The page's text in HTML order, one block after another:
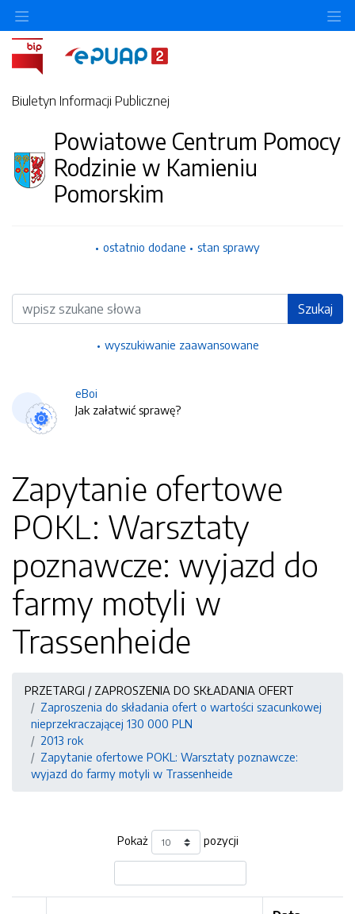
Biuletyn Informacji Publicznej
Powiatowe Centrum Pomocy
Rodzinie w Kamieniu
Pomorskim
ostatnio dodane stan sprawy
Wyszukiwarka Szukaj
wyszukiwanie zaawansowane
eBoi
Jak załatwić sprawę?
Zapytanie ofertowe
POKL: Warsztaty
poznawcze: wyjazd do
farmy motyli w
Trassenheide
PRZETARGI / ZAPROSZENIA DO SKŁADANIA OFERT
Zaproszenia do składania ofert o wartości szacunkowej
nieprzekraczającej 130 000 PLN
2013 rok
Zapytanie ofertowe POKL: Warsztaty poznawcze:
wyjazd do farmy motyli w Trassenheide
Pokaż pozycji